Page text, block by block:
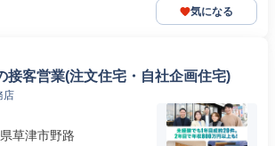
気になる
接客営業(注文住宅・自社企画住宅)
店
草津市野路